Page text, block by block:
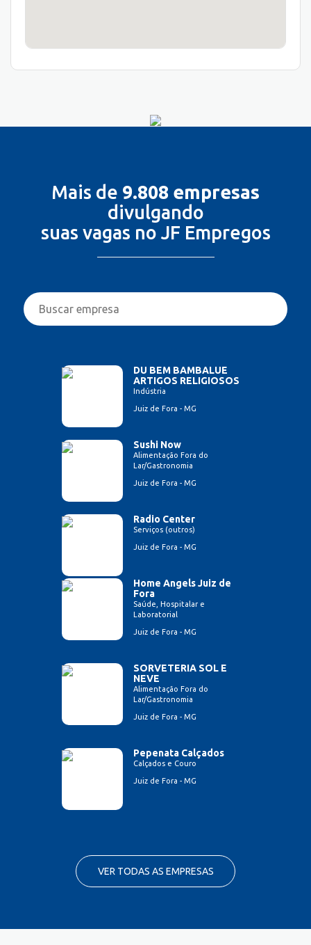
Mais de 9.808 empresas
divulgando
suas vagas no JF Empregos
DU BEM BAMBALUE
ARTIGOS RELIGIOSOS
Indústria
Juiz de Fora - MG
Sushi Now
Alimentação Fora do
Lar/Gastronomia
Juiz de Fora - MG
Radio Center
Serviços (outros)
Juiz de Fora - MG
Home Angels Juiz de
Fora
Saúde, Hospitalar e
Laboratorial
Juiz de Fora - MG
SORVETERIA SOL E
NEVE
Alimentação Fora do
Lar/Gastronomia
Juiz de Fora - MG
Pepenata Calçados
Calçados e Couro
Juiz de Fora - MG
VER TODAS AS EMPRESAS